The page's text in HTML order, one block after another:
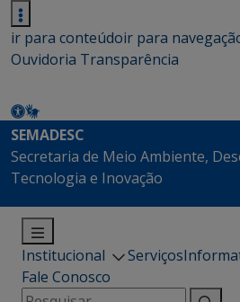
ir para conteúdoir para
Ouvidoria Transparência
SEMADESC
Secretaria de Meio Ambiente,
Tecnologia e Inovação
Institucional Serviços
Fale Conosco
Pesquisar